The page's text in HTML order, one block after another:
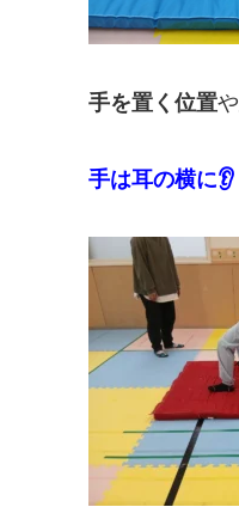
手を置く位置や
手は耳の横に👂